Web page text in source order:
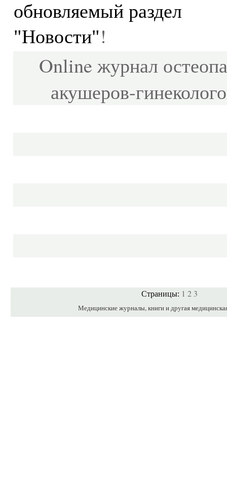
обновляемый раздел
"Новости"!
Online журнал
акушеров-
Страницы: 1 2 3
Медицинские журналы, книги и другая